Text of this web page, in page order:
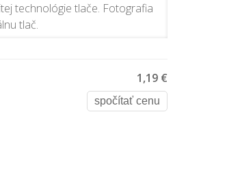
technológie tlače. Fotografia
tlač.
1,19 €
spočítať cenu